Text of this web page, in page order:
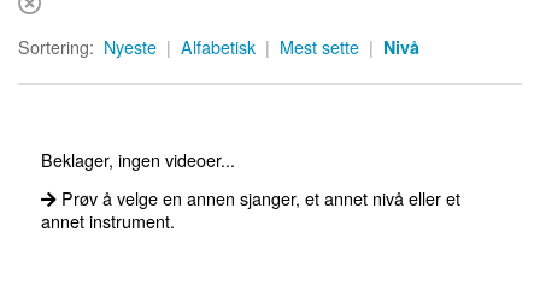
Bli medlem
Om onlinegitar.no
Sortering: Nyeste | Alfabetisk | Mest sette | Nivå
Beklager, ingen videoer...
Prøv å velge en annen sjanger, et annet nivå eller et
annet instrument.